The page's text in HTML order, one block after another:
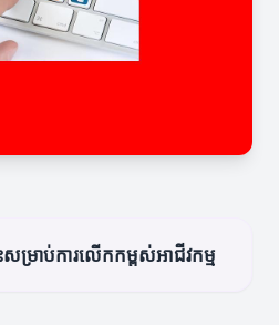
សម្រាប់ការលើកកម្ពស់អាជីវកម្ម